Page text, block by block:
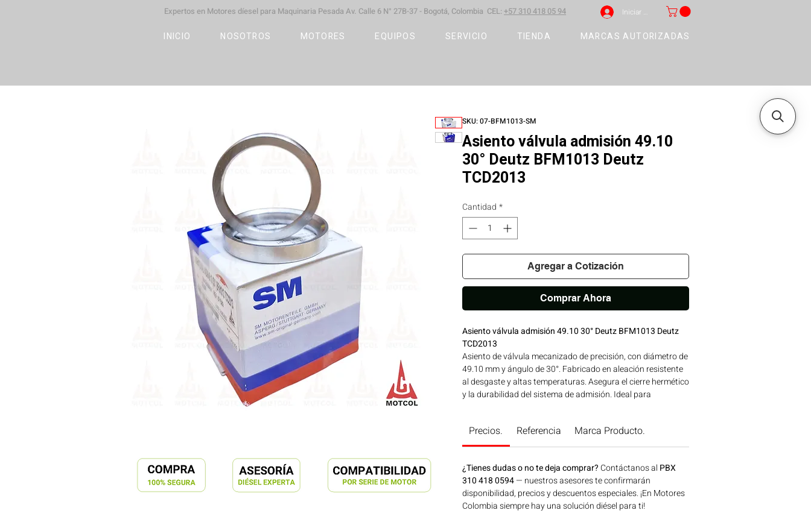
Expertos en Motores díesel para Maquinaria Pesada Av. Calle 6 N° 27B-37 - Bogotá, Colombia CEL: +57 310 418 05 94 Iniciar sesión
INICIO NOSOTROS MOTORES EQUIPOS SERVICIO TIENDA MARCAS AUTORIZADAS
SKU: 07-BFM1013-SM
Asiento válvula admisión 49.10
30° Deutz BFM1013 Deutz
TCD2013
Cantidad *
Agregar a Cotización
Comprar Ahora
Asiento válvula admisión 49.10 30° Deutz BFM1013 Deutz
TCD2013
Asiento de válvula mecanizado de precisión, con diámetro de
49.10 mm y ángulo de 30°. Fabricado en aleación resistente
al desgaste y altas temperaturas. Asegura el cierre hermético
y la durabilidad del sistema de admisión. Ideal para
Consíguelo ahora en Motores Colombia.
Precios. Referencia Marca Producto.
¿Tienes dudas o no te deja comprar? Contáctanos al PBX
310 418 0594— nuestros asesores te confirmarán
disponibilidad, precios y descuentos especiales. ¡En Motores
Colombia siempre hay una solución diésel para ti!